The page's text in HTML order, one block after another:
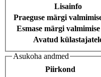
Lisainfo
Praeguse märgi
Esmase märgi valmimise
Avatud
Asukoha andmed
Piirkond